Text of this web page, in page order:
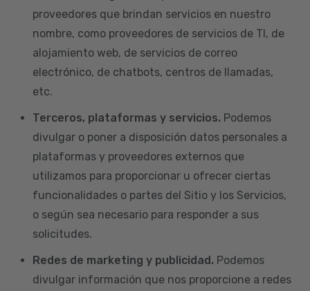
proveedores que brindan servicios en nuestro
nombre, como proveedores de servicios de TI, de
alojamiento web, de servicios de correo
electrónico, de chatbots, centros de llamadas,
etc.
Terceros, plataformas y servicios. Podemos
divulgar o poner a disposición datos personales a
plataformas y proveedores externos que
utilizamos para proporcionar u ofrecer ciertas
funcionalidades o partes del Sitio y los Servicios,
o según sea necesario para responder a sus
solicitudes.
Redes de marketing y publicidad. Podemos
divulgar información que nos proporcione a redes